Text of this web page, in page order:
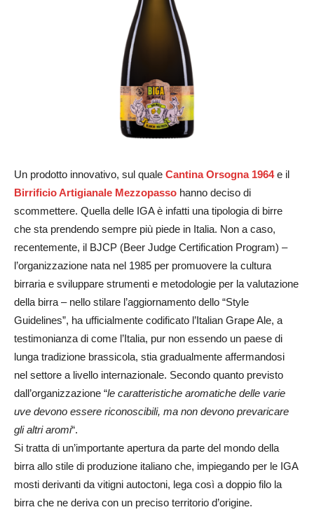
Un prodotto innovativo, sul quale Cantina Orsogna 1964e il
Birrificio Artigianale Mezzopasso hanno deciso di
scommettere. Quella delle IGA è infatti una tipologia di birre
che sta prendendo sempre più piede in Italia. Non a caso,
recentemente, il BJCP (Beer Judge Certification Program) –
l’organizzazione nata nel 1985 per promuovere la cultura
birraria e sviluppare strumenti e metodologie per la valutazione
della birra – nello stilare l’aggiornamento dello “Style
Guidelines”, ha ufficialmente codificato l’Italian Grape Ale, a
testimonianza di come l’Italia, pur non essendo un paese di
lunga tradizione brassicola, stia gradualmente affermandosi
nel settore a livello internazionale. Secondo quanto previsto
dall’organizzazione “le caratteristiche aromatiche delle varie
uve devono essere riconoscibili, ma non devono prevaricare
gli altri aromi“.
Si tratta di un’importante apertura da parte del mondo della
birra allo stile di produzione italiano che, impiegando per le IGA
mosti derivanti da vitigni autoctoni, lega così a doppio filo la
birra che ne deriva con un preciso territorio d’origine.